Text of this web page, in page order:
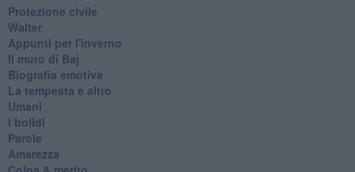
Protezione civile
Walter
Appunti per l'inverno
Il muro di Baj
Biografia emotiva
La tempesta e altro
Umani
I bolidi
Parole
Amarezza